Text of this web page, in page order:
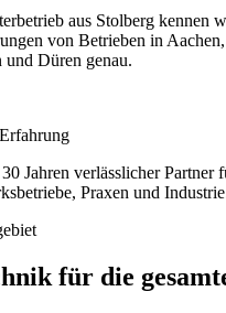
aus Stolberg kennen
von Betrieben in
und Düren genau.
Jahren verlässlicher Partner
Praxen und
für die